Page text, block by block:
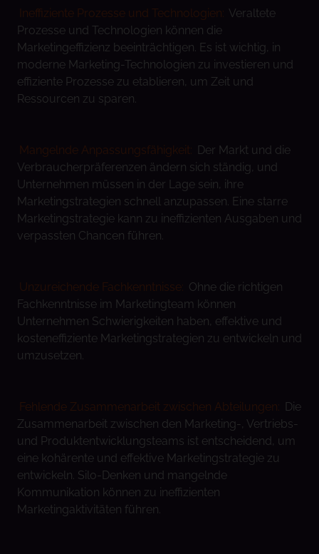
Ineffiziente Prozesse und Technologien: Veraltete
Prozesse und Technologien können die
Marketingeffizienz beeinträchtigen. Es ist wichtig, in
moderne Marketing-Technologien zu investieren und
effiziente Prozesse zu etablieren, um Zeit und
Ressourcen zu sparen.
Mangelnde Anpassungsfähigkeit: Der Markt und die
Verbraucherpräferenzen ändern sich ständig, und
Unternehmen müssen in der Lage sein, ihre
Marketingstrategien schnell anzupassen. Eine starre
Marketingstrategie kann zu ineffizienten Ausgaben und
verpassten Chancen führen.
Unzureichende Fachkenntnisse: Ohne die richtigen
Fachkenntnisse im Marketingteam können
Unternehmen Schwierigkeiten haben, effektive und
kosteneffiziente Marketingstrategien zu entwickeln und
umzusetzen.
Fehlende Zusammenarbeit zwischen Abteilungen: Die
Zusammenarbeit zwischen den Marketing-, Vertriebs-
und Produktentwicklungsteams ist entscheidend, um
eine kohärente und effektive Marketingstrategie zu
entwickeln. Silo-Denken und mangelnde
Kommunikation können zu ineffizienten
Marketingaktivitäten führen.